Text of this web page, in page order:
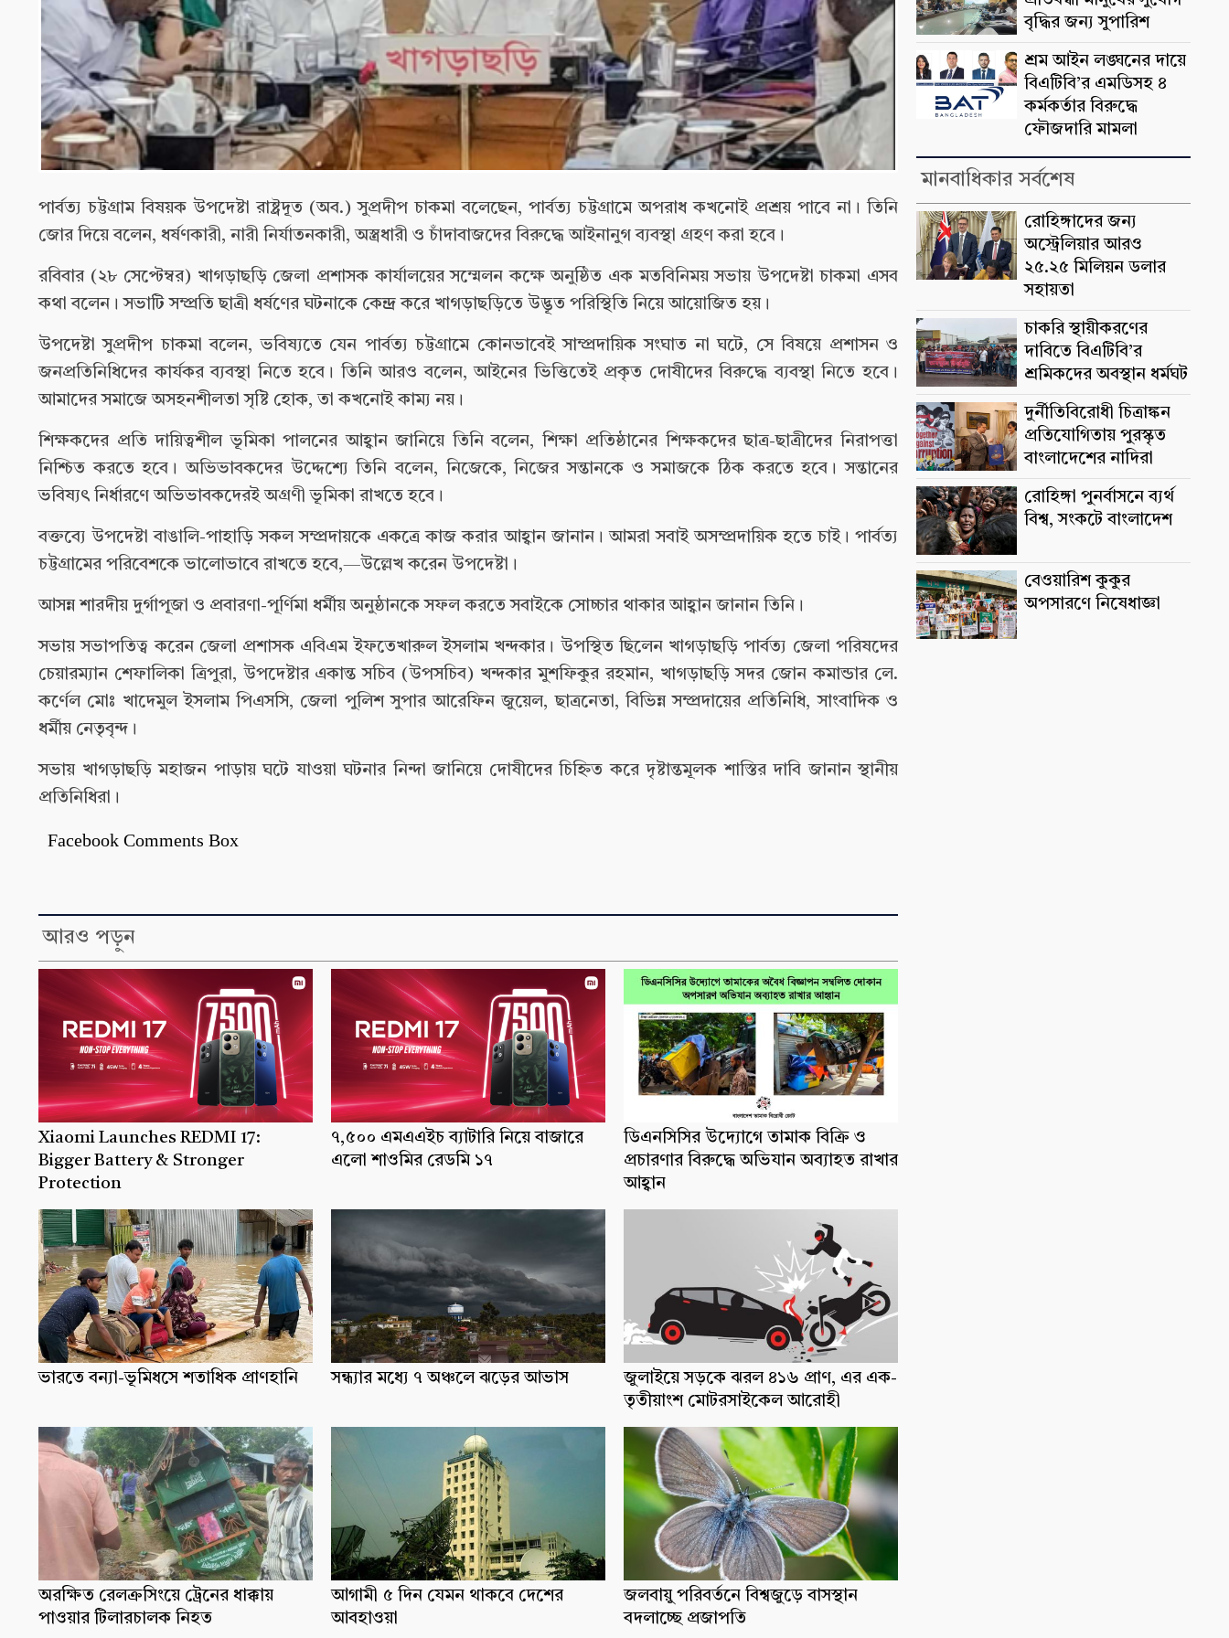
পার্বত্য চট্টগ্রাম বিষয়ক উপদেষ্টা রাষ্ট্রদূত (অব.) সুপ্রদীপ চাকমা বলেছেন, পার্বত্য চট্টগ্রামে অপরাধ কখনোই প্রশ্রয় পাবে না। তিনি
জোর দিয়ে বলেন, ধর্ষণকারী, নারী নির্যাতনকারী, অস্ত্রধারী ও চাঁদাবাজদের বিরুদ্ধে আইনানুগ ব্যবস্থা গ্রহণ করা হবে।
রবিবার (২৮ সেপ্টেম্বর) খাগড়াছড়ি জেলা প্রশাসক কার্যালয়ের সম্মেলন কক্ষে অনুষ্ঠিত এক মতবিনিময় সভায় উপদেষ্টা চাকমা এসব
কথা বলেন। সভাটি সম্প্রতি ছাত্রী ধর্ষণের ঘটনাকে কেন্দ্র করে খাগড়াছড়িতে উদ্ভূত পরিস্থিতি নিয়ে আয়োজিত হয়।
উপদেষ্টা সুপ্রদীপ চাকমা বলেন, ভবিষ্যতে যেন পার্বত্য চট্টগ্রামে কোনভাবেই সাম্প্রদায়িক সংঘাত না ঘটে, সে বিষয়ে প্রশাসন ও
জনপ্রতিনিধিদের কার্যকর ব্যবস্থা নিতে হবে। তিনি আরও বলেন, আইনের ভিত্তিতেই প্রকৃত দোষীদের বিরুদ্ধে ব্যবস্থা নিতে হবে।
আমাদের সমাজে অসহনশীলতা সৃষ্টি হোক, তা কখনোই কাম্য নয়।
শিক্ষকদের প্রতি দায়িত্বশীল ভূমিকা পালনের আহ্বান জানিয়ে তিনি বলেন, শিক্ষা প্রতিষ্ঠানের শিক্ষকদের ছাত্র-ছাত্রীদের নিরাপত্তা
নিশ্চিত করতে হবে। অভিভাবকদের উদ্দেশ্যে তিনি বলেন, নিজেকে, নিজের সন্তানকে ও সমাজকে ঠিক করতে হবে। সন্তানের
ভবিষ্যৎ নির্ধারণে অভিভাবকদেরই অগ্রণী ভূমিকা রাখতে হবে।
বক্তব্যে উপদেষ্টা বাঙালি-পাহাড়ি সকল সম্প্রদায়কে একত্রে কাজ করার আহ্বান জানান। আমরা সবাই অসম্প্রদায়িক হতে চাই। পার্বত্য
চট্টগ্রামের পরিবেশকে ভালোভাবে রাখতে হবে,—উল্লেখ করেন উপদেষ্টা।
আসন্ন শারদীয় দুর্গাপূজা ও প্রবারণা-পূর্ণিমা ধর্মীয় অনুষ্ঠানকে সফল করতে সবাইকে সোচ্চার থাকার আহ্বান জানান তিনি।
সভায় সভাপতিত্ব করেন জেলা প্রশাসক এবিএম ইফতেখারুল ইসলাম খন্দকার। উপস্থিত ছিলেন খাগড়াছড়ি পার্বত্য জেলা পরিষদের
চেয়ারম্যান শেফালিকা ত্রিপুরা, উপদেষ্টার একান্ত সচিব (উপসচিব) খন্দকার মুশফিকুর রহমান, খাগড়াছড়ি সদর জোন কমান্ডার লে.
কর্ণেল মোঃ খাদেমুল ইসলাম পিএসসি, জেলা পুলিশ সুপার আরেফিন জুয়েল, ছাত্রনেতা, বিভিন্ন সম্প্রদায়ের প্রতিনিধি, সাংবাদিক ও
ধর্মীয় নেতৃবৃন্দ।
সভায় খাগড়াছড়ি মহাজন পাড়ায় ঘটে যাওয়া ঘটনার নিন্দা জানিয়ে দোষীদের চিহ্নিত করে দৃষ্টান্তমূলক শাস্তির দাবি জানান স্থানীয়
প্রতিনিধিরা।
Facebook Comments Box
আরও পড়ুন
Xiaomi Launches REDMI 17:
Bigger Battery & Stronger
Protection
৭,৫০০ এমএএইচ ব্যাটারি নিয়ে বাজারে
এলো শাওমির রেডমি ১৭
ডিএনসিসির উদ্যোগে তামাক বিক্রি ও
প্রচারণার বিরুদ্ধে অভিযান অব্যাহত রাখার
আহ্বান
ভারতে বন্যা-ভূমিধসে শতাধিক প্রাণহানি সন্ধ্যার মধ্যে ৭ অঞ্চলে ঝড়ের আভাস
জুলাইয়ে সড়কে ঝরল ৪১৬ প্রাণ, এর এক-
তৃতীয়াংশ মোটরসাইকেল আরোহী
অরক্ষিত রেলক্রসিংয়ে ট্রেনের ধাক্কায়
পাওয়ার টিলারচালক নিহত
আগামী ৫ দিন যেমন থাকবে দেশের
আবহাওয়া
জলবায়ু পরিবর্তনে বিশ্বজুড়ে বাসস্থান
বদলাচ্ছে প্রজাপতি
বৃদ্ধির জন্য সুপারিশ
শ্রম আইন লঙ্ঘনের দায়ে
বিএটিবি’র এমডিসহ ৪
কর্মকর্তার বিরুদ্ধে
ফৌজদারি মামলা
মানবাধিকার সর্বশেষ
রোহিঙ্গাদের জন্য
অস্ট্রেলিয়ার আরও
২৫.২৫ মিলিয়ন ডলার
সহায়তা
চাকরি স্থায়ীকরণের
দাবিতে বিএটিবি’র
শ্রমিকদের অবস্থান ধর্মঘট
দুর্নীতিবিরোধী চিত্রাঙ্কন
প্রতিযোগিতায় পুরস্কৃত
বাংলাদেশের নাদিরা
রোহিঙ্গা পুনর্বাসনে ব্যর্থ
বিশ্ব, সংকটে বাংলাদেশ
বেওয়ারিশ কুকুর
অপসারণে নিষেধাজ্ঞা